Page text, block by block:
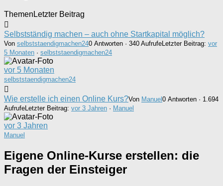
Themen Letzter Beitrag
Selbstständig machen – auch ohne Startkapital möglich?
Von selbststaendigmachen240 Antworten · 340 AufrufeLetzter Beitrag: vor
5 Monaten · selbststaendigmachen24
vor 5 Monaten
selbststaendigmachen24
Wie erstelle ich einen Online Kurs?Von Manuel0 Antworten · 1.694
AufrufeLetzter Beitrag: vor 3 Jahren · Manuel
vor 3 Jahren
Manuel
Eigene Online-Kurse erstellen: die
Fragen der Einsteiger